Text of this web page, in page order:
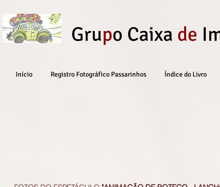
Grupo Caixa de
Início Registro Fotográfico Passarinhos Índice do Livro